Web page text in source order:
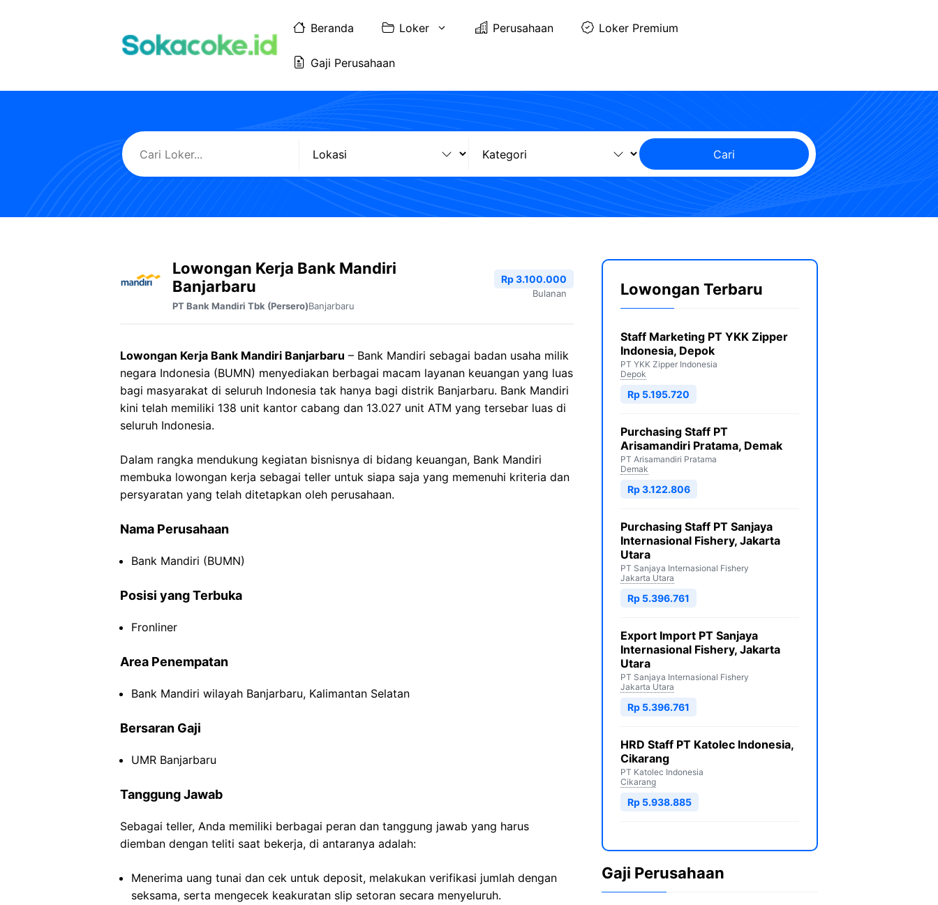
Beranda Loker Perusahaan Loker Premium
Gaji Perusahaan
Cari
Lowongan Kerja Bank Mandiri
Banjarbaru
PT Bank Mandiri Tbk (Persero)Banjarbaru
Rp 3.100.000
Bulanan
Lowongan Kerja Bank Mandiri Banjarbaru – Bank Mandiri sebagai badan usaha milik
negara Indonesia (BUMN) menyediakan berbagai macam layanan keuangan yang luas
bagi masyarakat di seluruh Indonesia tak hanya bagi distrik Banjarbaru. Bank Mandiri
kini telah memiliki 138 unit kantor cabang dan 13.027 unit ATM yang tersebar luas di
seluruh Indonesia.
Dalam rangka mendukung kegiatan bisnisnya di bidang keuangan, Bank Mandiri
membuka lowongan kerja sebagai teller untuk siapa saja yang memenuhi kriteria dan
persyaratan yang telah ditetapkan oleh perusahaan.
Nama Perusahaan
Bank Mandiri (BUMN)
Posisi yang Terbuka
Fronliner
Area Penempatan
Bank Mandiri wilayah Banjarbaru, Kalimantan Selatan
Bersaran Gaji
UMR Banjarbaru
Tanggung Jawab
Sebagai teller, Anda memiliki berbagai peran dan tanggung jawab yang harus
diemban dengan teliti saat bekerja, di antaranya adalah:
Menerima uang tunai dan cek untuk deposit, melakukan verifikasi jumlah dengan
seksama, serta mengecek keakuratan slip setoran secara menyeluruh.
Lowongan Terbaru
Staff Marketing PT YKK Zipper
Indonesia, Depok
PT YKK Zipper Indonesia
Depok
Rp 5.195.720
Purchasing Staff PT
Arisamandiri Pratama, Demak
PT Arisamandiri Pratama
Demak
Rp 3.122.806
Purchasing Staff PT Sanjaya
Internasional Fishery, Jakarta
Utara
PT Sanjaya Internasional Fishery
Jakarta Utara
Rp 5.396.761
Export Import PT Sanjaya
Internasional Fishery, Jakarta
Utara
PT Sanjaya Internasional Fishery
Jakarta Utara
Rp 5.396.761
HRD Staff PT Katolec Indonesia,
Cikarang
PT Katolec Indonesia
Cikarang
Rp 5.938.885
Gaji Perusahaan